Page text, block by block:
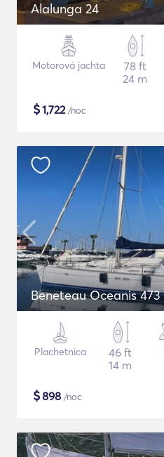
Alalunga 24
Motorová jachta
78 ft
24 m
$1,722/noc
Beneteau Oceanis 473
Plachetnica
46 ft
14 m
$898 /noc